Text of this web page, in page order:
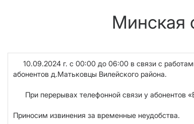
Минская
10.09.2024 г. с 00:00 до 06:00 в связи с
абонентов д.Матьковцы Вилейского района.
При перерывах телефонной связи у абонентов
Приносим извинения за временные неудобства.